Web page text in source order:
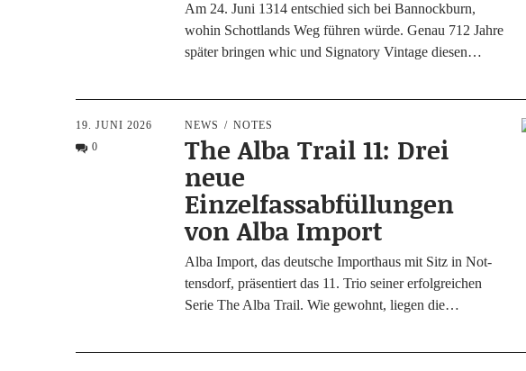
Am 24. Juni 1314 ent­schied sich bei Ban­nockb­urn,
wohin Schott­lands Weg füh­ren wür­de. Genau 712 Jah­re
spä­ter brin­gen whic und Signa­to­ry Vin­ta­ge diesen…
19. JUNI 2026
0
NEWS NOTES
The Alba Trail 11: Drei
neue
Einzelfassabfüllungen
von Alba Import
Alba Import, das deut­sche Import­haus mit Sitz in Not­
tens­dorf, prä­sen­tiert das 11. Trio sei­ner erfolg­rei­chen
Serie The Alba Trail. Wie gewohnt, lie­gen die…